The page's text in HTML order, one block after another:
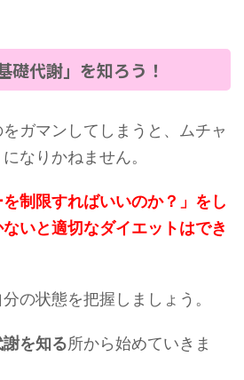
礎代謝」を知ろう！
ガマンしてしまうと、ムチャ
なりかねません。
を制限すればいいのか？」をし
いと適切なダイエットはでき
の状態を把握しましょう。
を知る所から始めていきま